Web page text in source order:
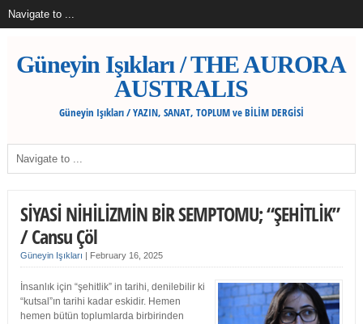
Güneyin Işıkları / THE AURORA
AUSTRALIS
Güneyin Işıkları / YAZIN, SANAT, TOPLUM ve BİLİM DERGİSİ
SİYASİ NİHİLİZMİN BİR SEMPTOMU; “ŞEHİTLİK”
/ Cansu Çöl
Güneyin Işıkları | February 16, 2025
İnsanlık için “şehitlik” in tarihi, denilebilir ki
“kutsal”ın tarihi kadar eskidir. Hemen
hemen bütün toplumlarda birbirinden